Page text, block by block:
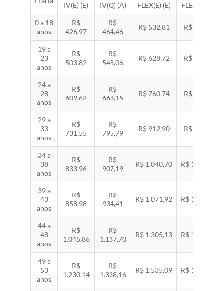
IV(E) (E)
IV(Q) (A)
FLEX(E) (E)
FLEX(Q) (A)
0 a 18
anos
R$
426,97
R$
464,46
R$ 532,81 R$ 549,06
19 a
23
anos
R$
503,82
R$
548,06
R$ 628,72 R$ 647,89
24 a
28
anos
R$
609,62
R$
663,15
R$ 760,74 R$ 783,94
29 a
33
anos
R$
731,55
R$
795,79
R$ 912,90 R$ 940,74
34 a
38
anos
R$
833,96
R$
907,19
R$ 1.040,70 R$ 1.072,43
39 a
43
anos
R$
858,98
R$
934,41
R$ 1.071,92 R$ 1.104,60
44 a
48
anos
R$
1.045,86
R$
1.137,70
R$ 1.305,13 R$ 1.344,92
49 a
53
anos
R$
1.230,14
R$
1.338,16
R$ 1.535,09 R$ 1.581,89